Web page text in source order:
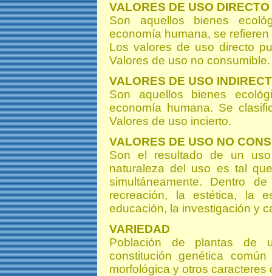
VALORES DE USO DIRECTO
Son aquellos bienes
economía humana, se
Los valores de uso directo
Valores de uso no consumible.
VALORES DE USO
Son aquellos bienes
economía humana. Se
Valores de uso incierto.
VALORES DE USO NO
Son el resultado de un
naturaleza del uso es tal
simultáneamente. Dentro
recreación, la estética, la
educación, la investigación y
VARIEDAD
Población de plantas de
constitución genética
morfológica y otros caracteres